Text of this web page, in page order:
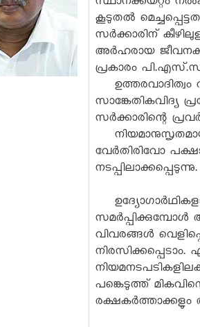
കൂടുതൽ
സർക്കാരിന്
അർഹരായ
പ്രകാരം
സാങ്കേതികവിദ്യ
സർക്കാരിന്റെ
വേർതിരിവോ
നടപ്പിലാക്കപ്പെടുന്നു.
സമർപ്പിക്കുമ്പോൾ
വിവരങ്ങൾ
പങ്കെടുത്ത്